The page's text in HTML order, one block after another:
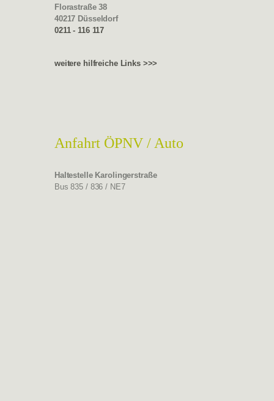
Florastraße 38
40217 Düsseldorf
0211 - 116 117
weitere hilfreiche Links >>>
Anfahrt ÖPNV / Auto
Haltestelle Karolingerstraße
Bus 835 / 836 / NE7